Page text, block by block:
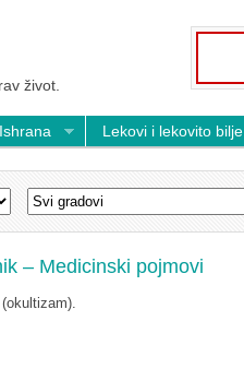
život.
Ishrana Lekovi i lekovito bilje
– Medicinski pojmovi